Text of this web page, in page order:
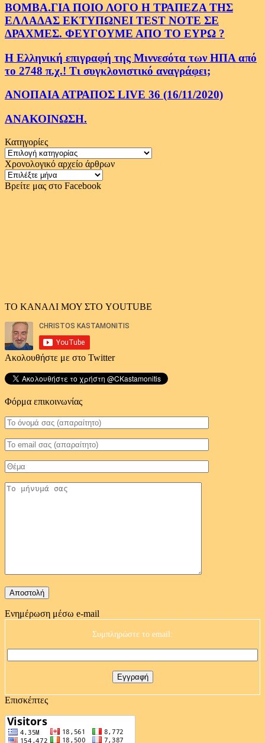
ΒΟΜΒΑ.ΓΙΑ ΠΟΙΟ ΛΟΓΟ Η ΤΡΑΠΕΖΑ ΤΗΣ
ΕΛΛΑΔΑΣ ΕΚΤΥΠΩΝΕΙ TEST NOTE ΣΕ
ΔΡΑΧΜΕΣ. ΦΕΥΓΟΥΜΕ ΑΠΟ ΤΟ ΕΥΡΩ ?
Η Ελληνική επιγραφή της Μιννεσότα των ΗΠΑ από
το 2748 π.χ.! Τι συγκλονιστικό αναγράφει;
ΑΝΟΠΑΙΑ ΑΤΡΑΠΟΣ LIVE 36 (16/11/2020)
ΑΝΑΚΟΙΝΩΣΗ.
Κατηγορίες
Κατηγορίες
Χρονολογικό αρχείο άρθρων
Χρονολογικό
αρχείο
Βρείτε μας στο Facebook
ΤΟ ΚΑΝΑΛΙ ΜΟΥ ΣΤΟ YOUTUBE
Ακολουθήστε με στο Twitter
Φόρμα επικοινωνίας
Ενημέρωση μέσω e-mail
Συμπληρώστε το email:
Επισκέπτες